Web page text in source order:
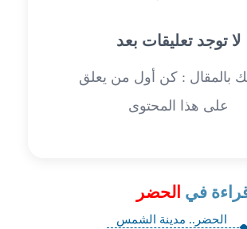
لا توجد تعليقات بعد
بالمقال : كن أول من يعلق
على هذا المحتوى
قراءة في الحضر
الحضر.. مدينة الشمس